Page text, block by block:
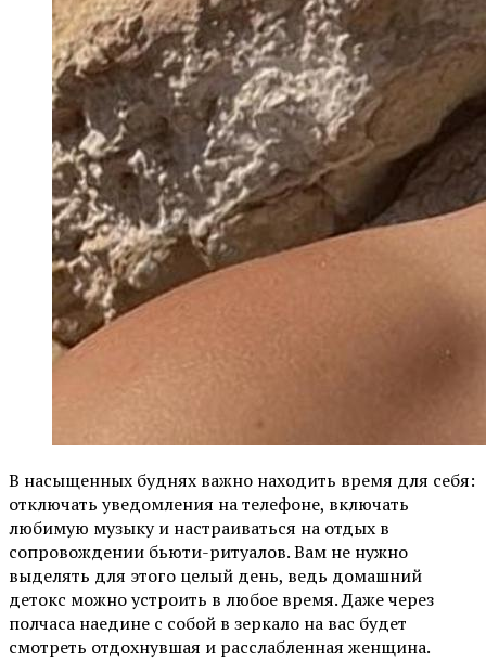
В насыщенных буднях важно находить время для себя:
отключать уведомления на телефоне, включать
любимую музыку и настраиваться на отдых в
сопровождении бьюти-ритуалов. Вам не нужно
выделять для этого целый день, ведь домашний
детокс можно устроить в любое время. Даже через
полчаса наедине с собой в зеркало на вас будет
смотреть отдохнувшая и расслабленная женщина.